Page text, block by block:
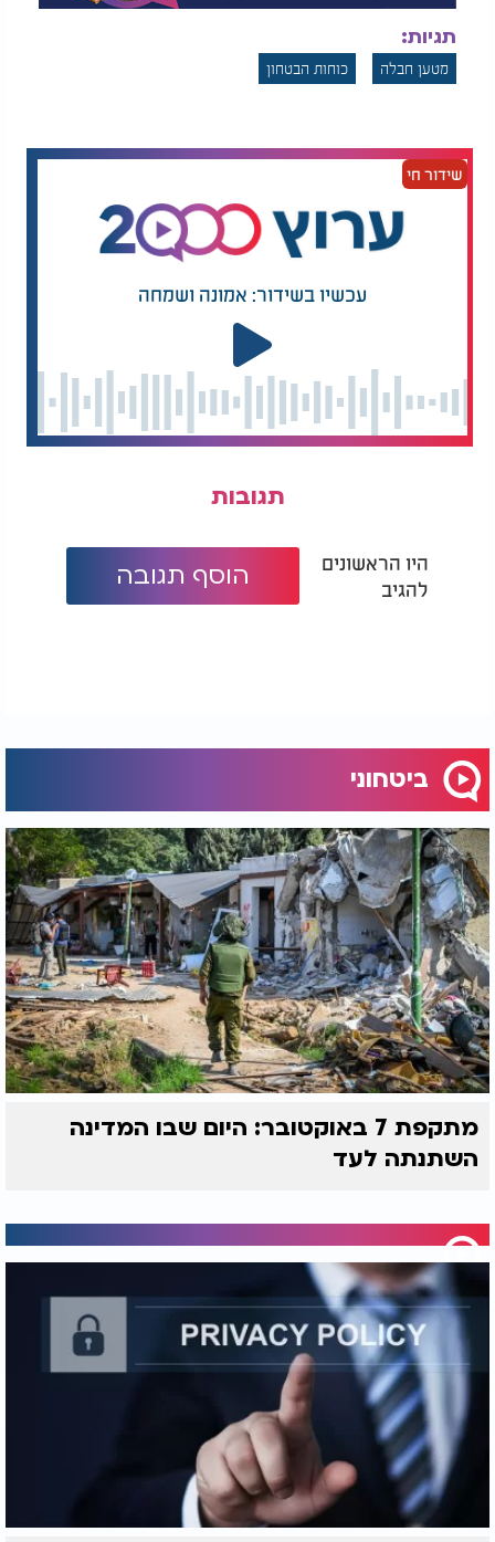
תגיות:
מטען חבלה כוחות הבטחון
שידור חי
עכשיו בשידור: אמונה ושמחה
תגובות
היו הראשונים
להגיב
הוסף תגובה
ביטחוני
מתקפת 7 באוקטובר: היום שבו המדינה
השתנתה לעד